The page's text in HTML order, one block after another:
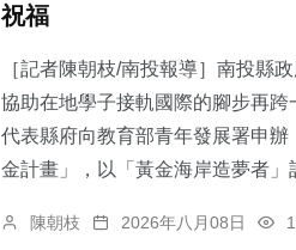
祝福
［記者陳朝枝/南投報導］南投縣
協助在地學子接軌國際的腳步再跨
代表縣府向教育部青年發展署申辦
金計畫」，以「黃金海岸造夢者」
陳朝枝 2026年八月08日